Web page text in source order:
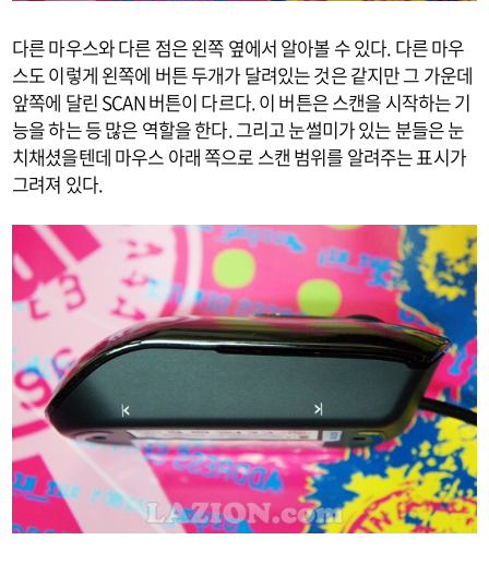
다른 마우스와 다른 점은 왼쪽 옆에서 알아볼 수 있다. 다른 마우
스도 이렇게 왼쪽에 버튼 두개가 달려있는 것은 같지만 그 가운데
앞쪽에 달린 SCAN 버튼이 다르다. 이 버튼은 스캔을 시작하는 기
능을 하는 등 많은 역할을 한다. 그리고 눈썰미가 있는 분들은 눈
치채셨을텐데 마우스 아래 쪽으로 스캔 범위를 알려주는 표시가
그려져 있다.